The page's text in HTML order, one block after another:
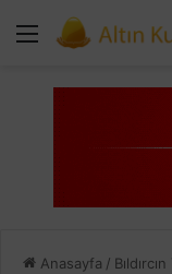
Menü
Anasayfa /